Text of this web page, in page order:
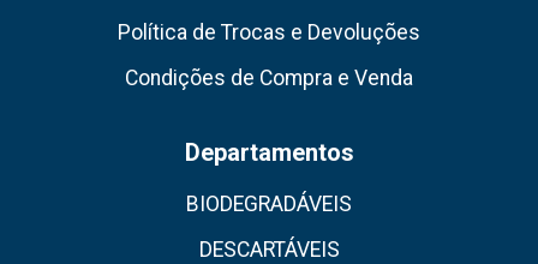
Política de Trocas e Devoluções
Condições de Compra e Venda
Departamentos
BIODEGRADÁVEIS
DESCARTÁVEIS